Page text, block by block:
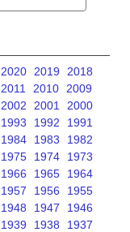
2020 2019
2018
2011 2010
2009
2002 2001
2000
1993 1992
1991
1984 1983
1982
1975 1974
1973
1966 1965
1964
1957 1956
1955
1948 1947
1946
1939 1938
1937